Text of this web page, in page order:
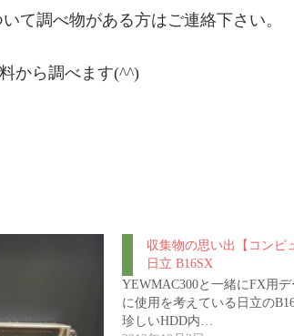
て調べ物がある方はご連絡下さい。
から調べます(^^)
収集物の思い出【コンピ
日立 B16SX
YEWMAC300と一緒にFX用
に使用を考えている日立の
珍しいHDD内…